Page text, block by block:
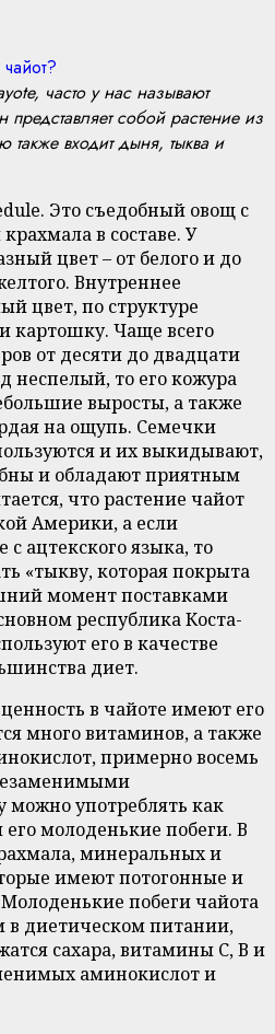
часто у нас называют
собой растение из
также входит дыня, тыква и
Это съедобный овощ с
в составе. У
цвет – от белого и до
Внутреннее
цвет, по структуре
картошку. Чаще всего
от десяти до двадцати
неспелый, то его кожура
выросты, а также
на ощупь. Семечки
и их выкидывают,
и обладают приятным
что растение чайот
Америки, а если
с ацтекского языка, то
«тыкву, которая покрыта
момент поставками
республика Коста-
его в качестве
диет.
в чайоте имеют его
много витаминов, а также
примерно восемь
можно употреблять как
молоденькие побеги. В
минеральных и
имеют потогонные и
побеги чайота
в диетическом питании,
сахара, витамины С, В и
аминокислот и